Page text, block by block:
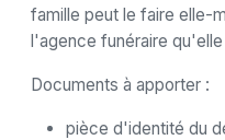
famille peut le faire elle-
l'agence funéraire
Documents à apporter :
pièce d'identité du